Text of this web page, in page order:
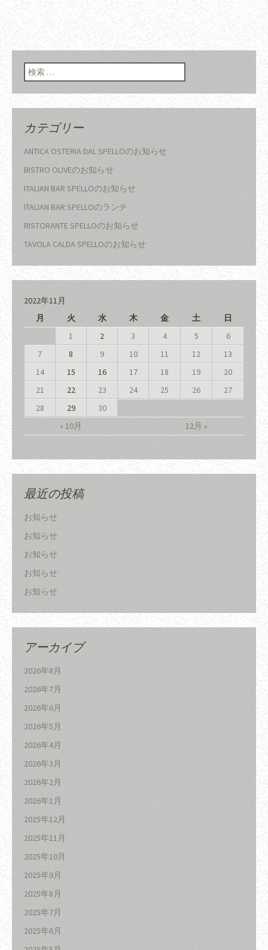
検索:
カテゴリー
ANTICA OSTERIA DAL SPELLOのお知らせ
BISTRO OLIVEのお知らせ
ITALIAN BAR SPELLOのお知らせ
ITALIAN BAR SPELLOのランチ
RISTORANTE SPELLOのお知らせ
TAVOLA CALDA SPELLOのお知らせ
2022年11月
月
火 水 木 金 土 日
« 10月 12月 »
1 2 3 4 5
6
7
8 9 10 11 12
13
14
15 16 17 18 19
20
21
22 23 24 25 26
27
28
29 30
最近の投稿
お知らせ
お知らせ
お知らせ
お知らせ
お知らせ
アーカイブ
2026年8月
2026年7月
2026年6月
2026年5月
2026年4月
2026年3月
2026年2月
2026年1月
2025年12月
2025年11月
2025年10月
2025年9月
2025年8月
2025年7月
2025年6月